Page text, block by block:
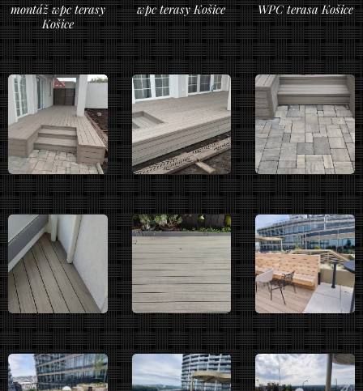
montáž wpc terasy
Košice
wpc terasy Košice WPC terasa Košice